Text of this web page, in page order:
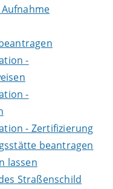
Aufnahme
-
-
- Zertifizierung
beantragen
lassen
Straßenschild